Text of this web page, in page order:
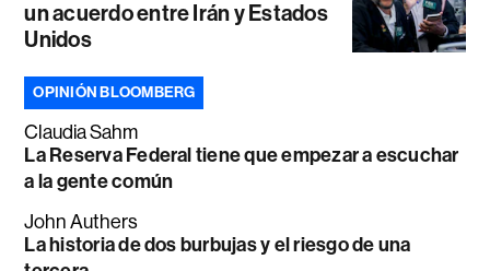
un acuerdo entre Irán y Estados
Unidos
OPINIÓN BLOOMBERG
Claudia Sahm
La Reserva Federal tiene que empezar a escuchar
a la gente común
John Authers
La historia de dos burbujas y el riesgo de una